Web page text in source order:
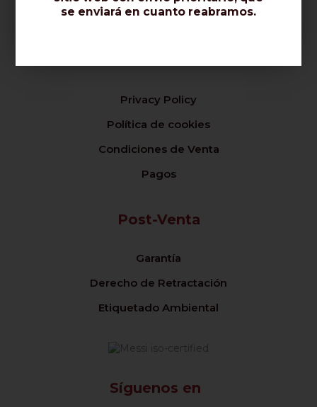
Opiniones Sobre Nosotros
Privacy Policy
Política de cookies
Condiciones de Venta
Pagos
Post-Venta
Garantía
Derecho de Retractación
Etiquetado Ambiental
Síguenos en
se enviará en cuanto reabramos.